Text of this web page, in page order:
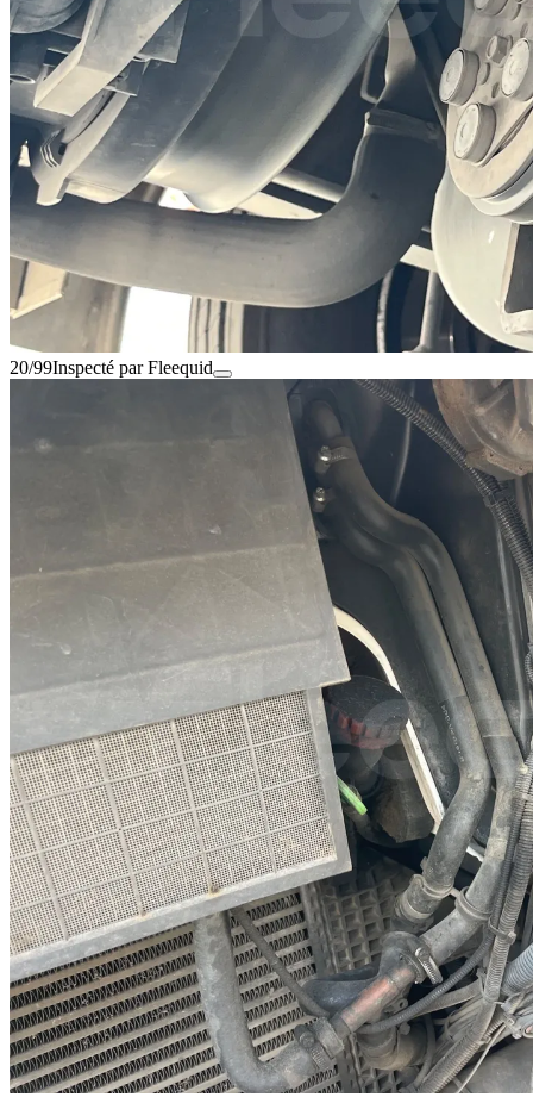
20/99Inspecté par Fleequid